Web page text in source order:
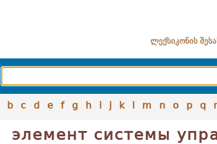
ლექსიკონის
b c d e f g h i j k l m n o p q r
элемент системы